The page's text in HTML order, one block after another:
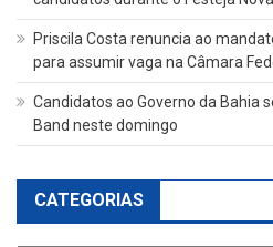
Priscila Costa renuncia ao
para assumir vaga na Câmara
Candidatos ao Governo da Bahia
Band neste domingo
CATEGORIAS